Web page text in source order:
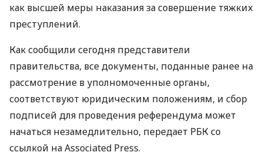
как высшей меры наказания за совершение тяжких
преступлений.
Как сообщили сегодня представители
правительства, все документы, поданные ранее на
рассмотрение в уполномоченные органы,
соответствуют юридическим положениям, и сбор
подписей для проведения референдума может
начаться незамедлительно, передает РБК со
ссылкой на Associated Press.